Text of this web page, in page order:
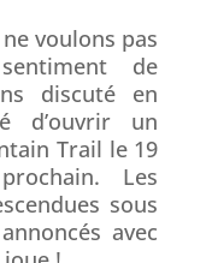
voulons pas
de
discuté en
d’ouvrir un
Trail le 19
Les
sous
avec